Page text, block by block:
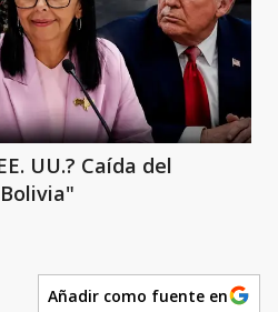
UU.? Caída del
Añadir como fuente en